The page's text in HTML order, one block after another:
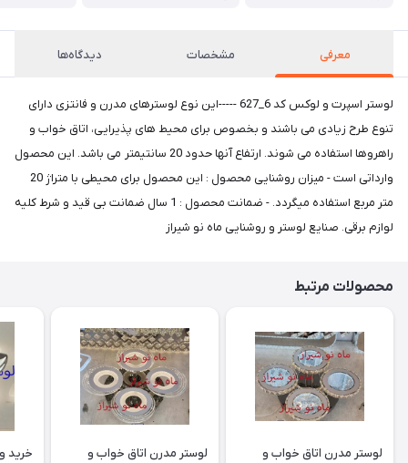
معرفی مشخصات دیدگاه‌ها
لوستر اسپرت و لوکس کد 6_627 -----این نوع لوسترهای مدرن و فانتزی دارای
تنوع طرح زیادی می باشند و بخصوص برای محیط های پذیرایی، اتاق خواب و
راهروها استفاده می شوند. ارتفاع آنها حدود 20 سانتیمتر می باشد. این محصول
وارداتی است - میزان روشنایی محصول : این محصول برای محیطی با متراژ 20
متر مربع استفاده میگردد. - ضمانت محصول : 1 سال ضمانت بی قید و شرط کلیه
لوازم برقی. صنایع لوستر و روشنایی ماه نو شیراز
محصولات مرتبط
لوستر مدرن اتاق خواب و
لوستر مدرن اتاق خواب و
خرید